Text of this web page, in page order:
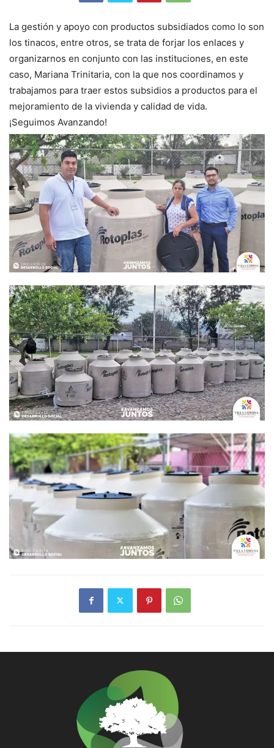
La gestión y apoyo con productos subsidiados como lo son
los tinacos, entre otros, se trata de forjar los enlaces y
organizarnos en conjunto con las instituciones, en este
caso, Mariana Trinitaria, con la que nos coordinamos y
trabajamos para traer estos subsidios a productos para el
mejoramiento de la vivienda y calidad de vida.
¡Seguimos Avanzando!